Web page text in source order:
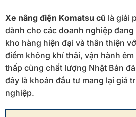
Xe nâng điện Komatsu cũ là giải
dành cho các doanh nghiệp
kho hàng hiện đại và thân thiện
điểm không khí thải, vận hành
thấp cùng chất lượng Nhật Bản
đây là khoản đầu tư mang lại giá
nghiệp.